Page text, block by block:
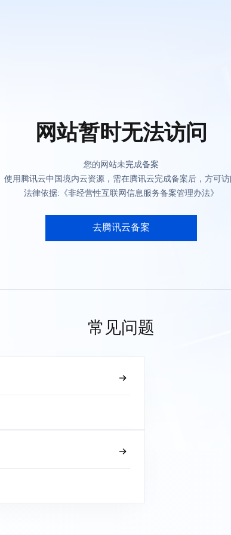
网站暂时无法访问
您的网站未完成备案
使用腾讯云中国境内云资源，需在腾讯云完成备案后，方可
法律依据:《非经营性互联网信息服务备案管理办法》
去腾讯云备案
常见问题